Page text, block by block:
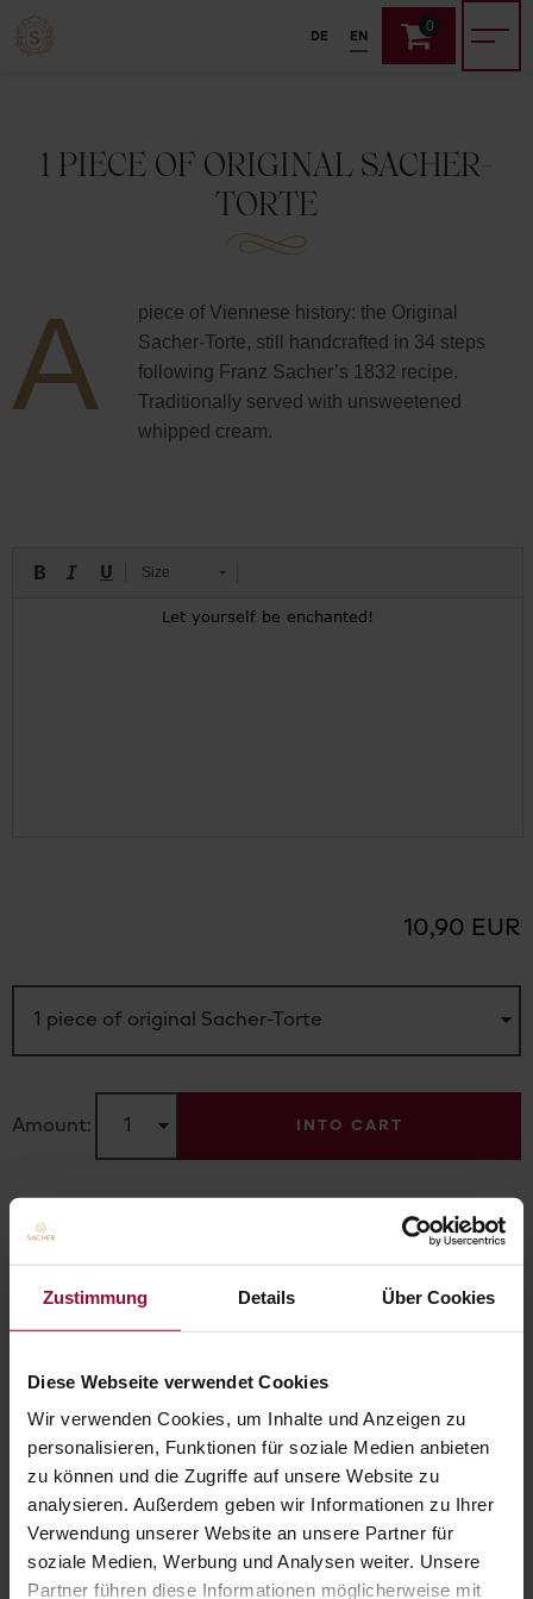
Zustimmung Details Über Cookies
Diese Webseite verwendet Cookies
Wir verwenden Cookies, um Inhalte und Anzeigen zu
personalisieren, Funktionen für soziale Medien anbieten
zu können und die Zugriffe auf unsere Website zu
analysieren. Außerdem geben wir Informationen zu Ihrer
Verwendung unserer Website an unsere Partner für
soziale Medien, Werbung und Analysen weiter. Unsere
Partner führen diese Informationen möglicherweise mit
DE EN
0
1 PIECE OF ORIGINAL SACHER-
TORTE
A
piece of Viennese history: the Original
Sacher-Torte, still handcrafted in 34 steps
following Franz Sacher’s 1832 recipe.
Traditionally served with unsweetened
whipped cream.
Size
10,90 EUR
Amount: INTO CART